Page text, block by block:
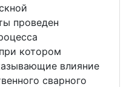
проведен
котором
влияние
сварного